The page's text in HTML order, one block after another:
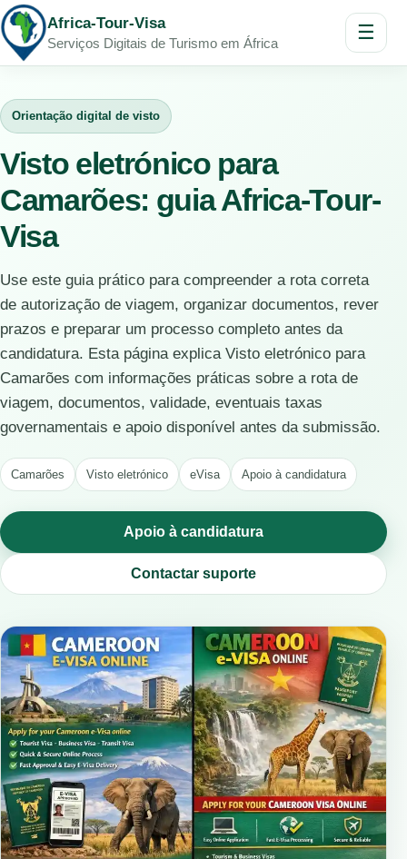
Africa-Tour-Visa
Serviços Digitais de Turismo em África
☰
Orientação digital de visto
Visto eletrónico para
Camarões: guia Africa-Tour-
Visa
Use este guia prático para compreender a rota correta
de autorização de viagem, organizar documentos, rever
prazos e preparar um processo completo antes da
candidatura. Esta página explica Visto eletrónico para
Camarões com informações práticas sobre a rota de
viagem, documentos, validade, eventuais taxas
governamentais e apoio disponível antes da submissão.
Camarões Visto eletrónico eVisa Apoio à candidatura
Apoio à candidatura
Contactar suporte